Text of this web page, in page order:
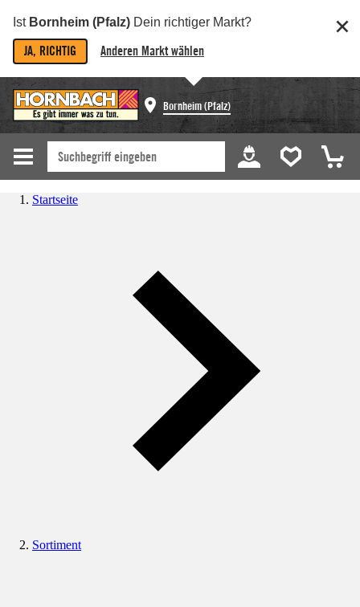
Ist Bornheim (Pfalz) Dein richtiger Markt?
JA, RICHTIG Anderen Markt wählen
Bornheim (Pfalz)
Startseite
Sortiment